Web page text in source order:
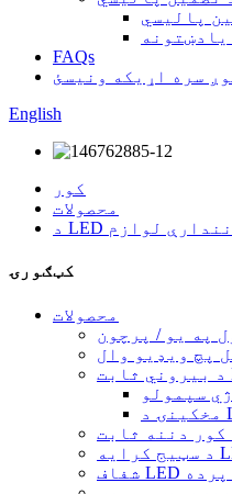
پالیسي
FAQs
سره اړیکه ونیسئ
English
کور
محصولات
د LED نندارې لوازم
کټګورۍ
محصولات